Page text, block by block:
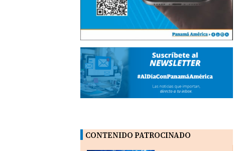
CONTENIDO PATROCINADO